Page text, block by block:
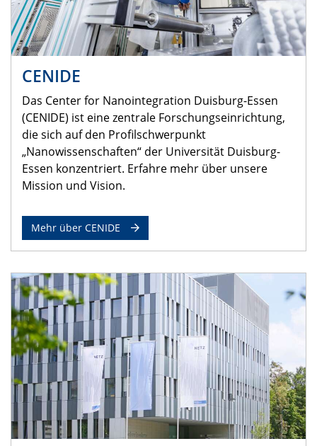
CENIDE
Das Center for Nanointegration Duisburg-Essen
(CENIDE) ist eine zentrale Forschungseinrichtung,
die sich auf den Profilschwerpunkt
„Nanowissenschaften“ der Universität Duisburg-
Essen konzentriert. Erfahre mehr über unsere
Mission und Vision.
Mehr über CENIDE